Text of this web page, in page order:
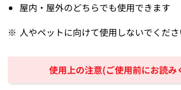
屋内・屋外のどちらでも使用できます
人やペットに向けて使用しないでくださ
使用上の注意(ご使用前にお読み